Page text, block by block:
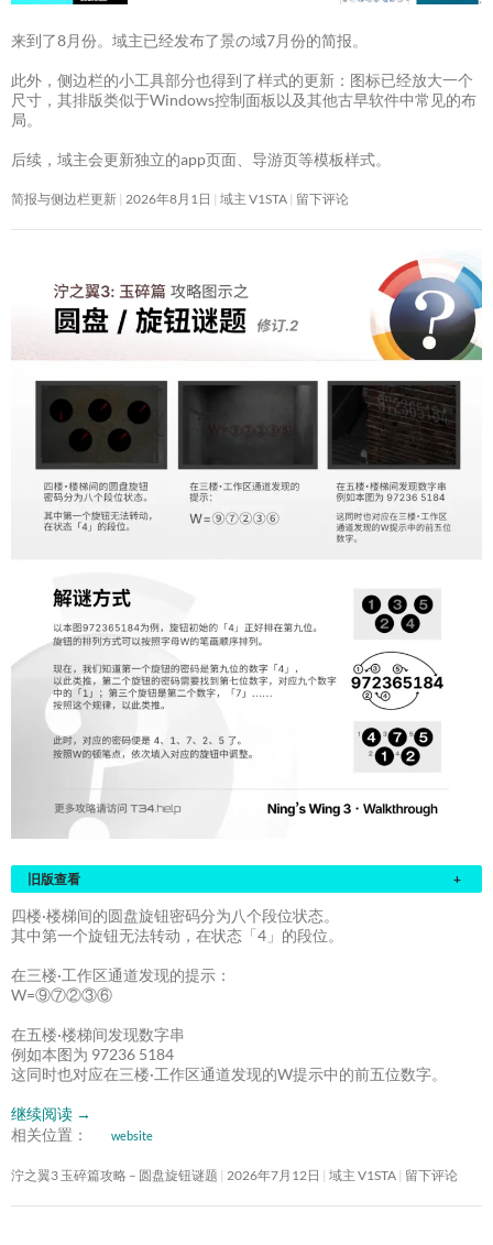
来到了8月份。域主已经发布了景の域7月份的简报。
此外，侧边栏的小工具部分也得到了样式的更新：图标已经放大一个
尺寸，其排版类似于Windows控制面板以及其他古早软件中常见的布
局。
后续，域主会更新独立的app页面、导游页等模板样式。
简报与侧边栏更新 2026年8月1日 域主 V1STA 留下评论
旧版查看 +
四楼·楼梯间的圆盘旋钮密码分为八个段位状态。
其中第一个旋钮无法转动，在状态「4」的段位。
在三楼·工作区通道发现的提示：
W=⑨⑦②③⑥
在五楼·楼梯间发现数字串
例如本图为 97236 5184
这同时也对应在三楼·工作区通道发现的W提示中的前五位数字。
继续阅读 →
相关位置：
website
泞之翼3 玉碎篇攻略 – 圆盘旋钮谜题 2026年7月12日 域主 V1STA 留下评论